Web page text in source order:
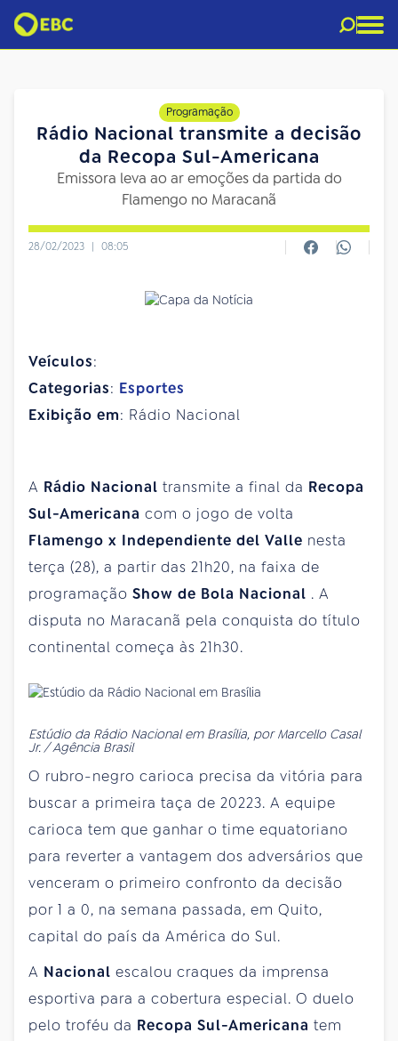
Programação
Rádio Nacional transmite a decisão
da Recopa Sul-Americana
Emissora leva ao ar emoções da partida do
Flamengo no Maracanã
28/02/2023 | 08:05
Veículos:
Categorias: Esportes
Exibição em: Rádio Nacional
A Rádio Nacional transmite a final da Recopa
Sul-Americana com o jogo de volta
Flamengo x Independiente del Valle nesta
terça (28), a partir das 21h20, na faixa de
programação Show de Bola Nacional . A
disputa no Maracanã pela conquista do título
continental começa às 21h30.
Estúdio da Rádio Nacional em Brasília, por Marcello Casal
Jr. / Agência Brasil
O rubro-negro carioca precisa da vitória para
buscar a primeira taça de 20223. A equipe
carioca tem que ganhar o time equatoriano
para reverter a vantagem dos adversários que
venceram o primeiro confronto da decisão
por 1 a 0, na semana passada, em Quito,
capital do país da América do Sul.
A Nacional escalou craques da imprensa
esportiva para a cobertura especial. O duelo
pelo troféu da Recopa Sul-Americana tem